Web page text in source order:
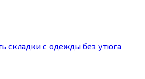
складки с одежды без утюга